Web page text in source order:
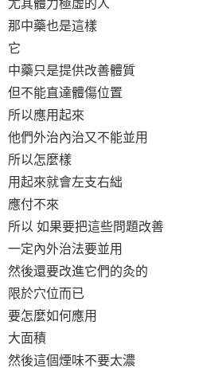
尤其體力極虛的人
那中藥也是這樣
它
中藥只是提供改善體質
但不能直達體傷位置
所以應用起來
他們外治內治又不能並用
所以怎麼樣
用起來就會左支右絀
應付不來
所以 如果要把這些問題改善
一定內外治法要並用
然後還要改進它們的灸的
限於穴位而已
要怎麼如何應用
大面積
然後這個煙味不要太濃